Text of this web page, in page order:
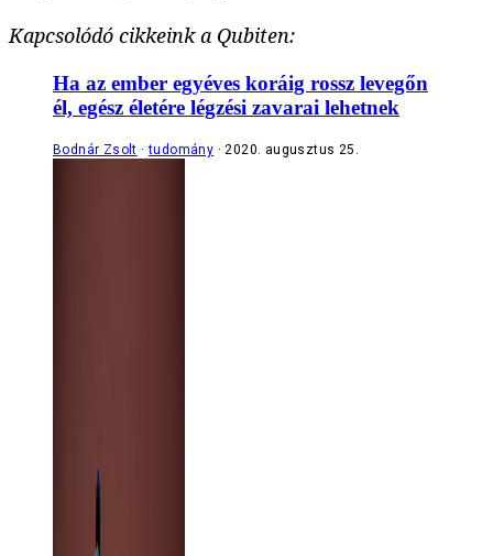
Kapcsolódó cikkeink a Qubiten:
Ha az ember egyéves koráig rossz levegőn
él, egész életére légzési zavarai lehetnek
Bodnár Zsolt tudomány 2020. augusztus 25.